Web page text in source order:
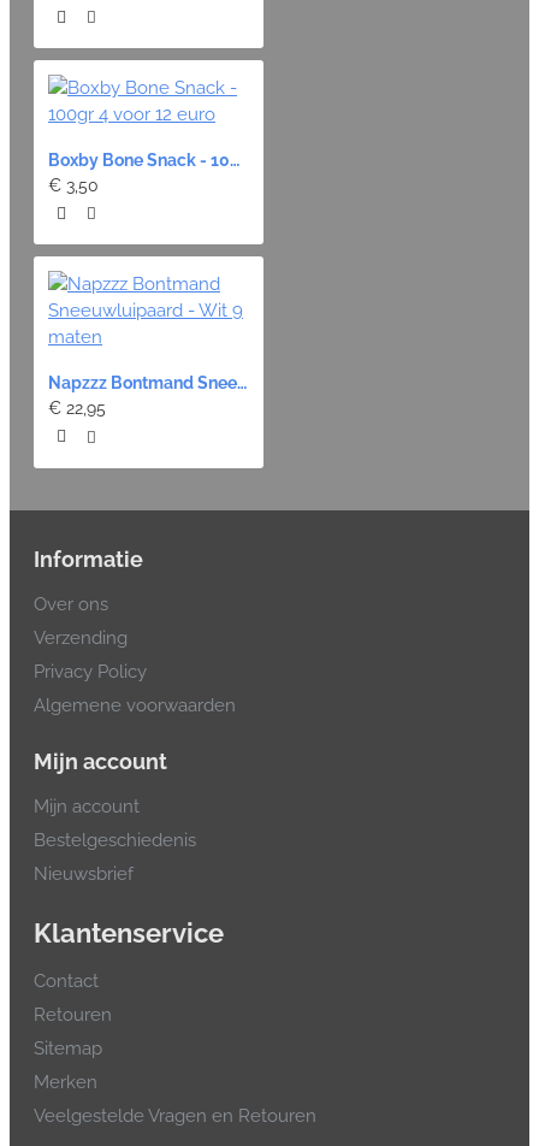
Boxby Bone Snack - 100gr 4 voor 12 euro
€ 3,50
Napzzz Bontmand Sneeuwluipaard - Wit 9 maten
€ 22,95
Informatie
Over ons
Verzending
Privacy Policy
Algemene voorwaarden
Mijn account
Mijn account
Bestelgeschiedenis
Nieuwsbrief
Klantenservice
Contact
Retouren
Sitemap
Merken
Veelgestelde Vragen en Retouren